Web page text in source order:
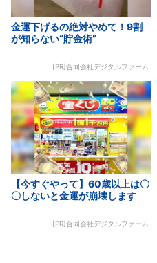
金運下げるの絶対やめて！9割
が知らない“貯金術”
[PR]合同会社デジタルファーム
【今すぐやって】60歳以上は〇
〇しないと金運が崩壊します
[PR]合同会社デジタルファーム